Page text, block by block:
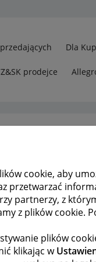
cookie, aby
przetwarzać
partnerzy, z
z plików cookie.
plików
klikając w
Dla
prodejce
Problem z